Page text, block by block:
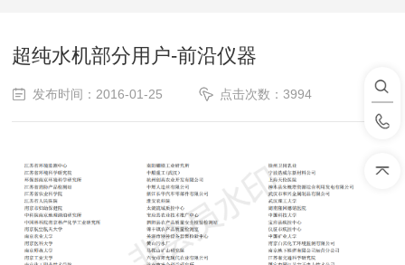
超纯水机部分用户-前沿仪器
发布时间：2016-01-25 点击次数：3994